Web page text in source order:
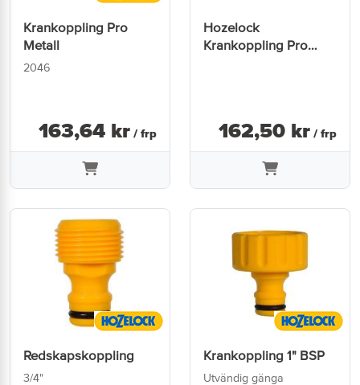
Krankoppling Pro
Metall
2046
163,64 kr / frp
Hozelock
Krankoppling Pro
162,50 kr / frp
Redskapskoppling
3/4"
Krankoppling 1" BSP
Utvändig gänga